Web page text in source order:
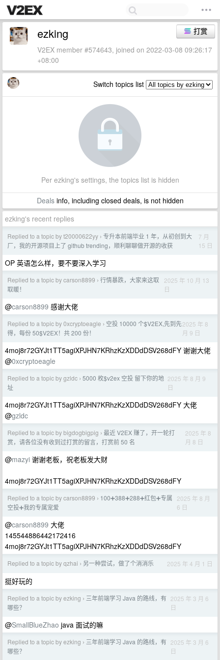
打赏
ezking
V2EX member #574643, joined on 2022-03-08 09:26:17
+08:00
Switch topics list
Per ezking's settings, the topics list is hidden
Dealsinfo, including closed deals, is not hidden
ezking's recent replies
Replied to a topic by t20000622yy › 专升本前端毕业 1 年，从初创到大
厂，我的开源项目上了 github trending，顺利聊聊做开源的收获
7 月
15 日
OP 英语怎么样，要不要深入学习
Replied to a topic by carson8899 › 行情暴跌，大家来这取
取暖！
2025 年 10 月 13
日
@carson8899 感谢大佬
Replied to a topic by 0xcryptoeagle › 空投 10000 个$V2EX,先到先
得，每份 50$V2EX！共 200 份！
2025 年 8
月 9 日
4moj8r72GYJt1TT5agiXPJHN7KRhzKzXDDdDSV268dFY 谢谢大佬
@0xcryptoeagle
Replied to a topic by gzldc › 5000 枚$v2ex 空投 留下你的地
址
2025 年 8 月 9
日
4moj8r72GYJt1TT5agiXPJHN7KRhzKzXDDdDSV268dFY 大佬
@gzldc
Replied to a topic by bigdogbigpig › 最近 V2EX 赚了，开一轮打
赏，请各位没有收到过打赏的留言，打赏前 50 名
2025 年 8
月 8 日
@mazyi 谢谢老板，祝老板发大财
4moj8r72GYJt1TT5agiXPJHN7KRhzKzXDDdDSV268dFY
Replied to a topic by carson8899 › 100➕388➕288➕红包➕专属
空投➕我的专属宠爱
2025 年 8 月
6 日
@carson8899 大佬
145544886442172416
4moj8r72GYJt1TT5agiXPJHN7KRhzKzXDDdDSV268dFY
Replied to a topic by qzhai › 另一种尝试，做了个消消乐 2025 年 4 月 1 日
挺好玩的
Replied to a topic by ezking › 三年前端学习 Java 的路线，有
哪些？
2025 年 3 月 6
日
@SmallBlueZhao java 面试的嘛
Replied to a topic by ezking › 三年前端学习 Java 的路线，有
哪些？
2025 年 3 月 6
日